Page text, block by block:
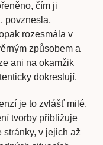
čím ji
povznesla,
rozesmála v
způsobem a
ani na okamžik
dokreslují.
je to zvlášť milé,
tvorby přibližuje
v jejich až